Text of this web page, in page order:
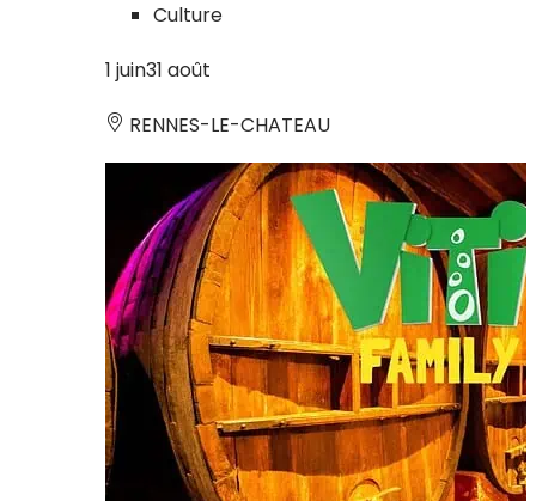
Culture
1 juin31 août
RENNES-LE-CHATEAU